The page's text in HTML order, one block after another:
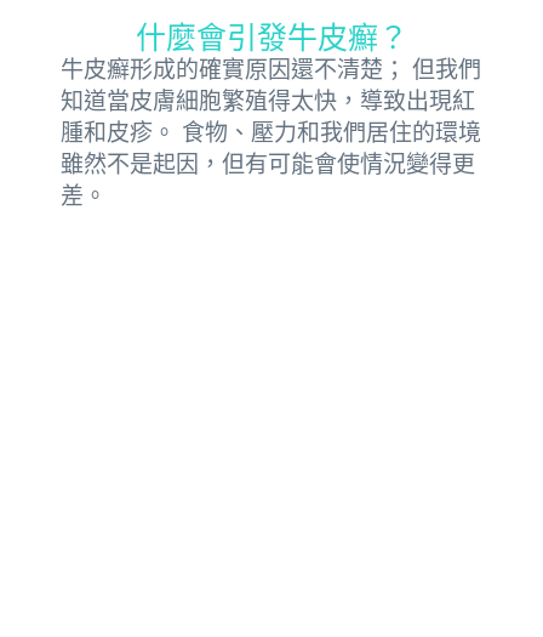
什麼會引發牛皮癬？
牛皮癬形成的確實原因還不清楚； 但我們
知道當皮膚細胞繁殖得太快，導致出現紅
腫和皮疹。 食物、壓力和我們居住的環境
雖然不是起因，但有可能會使情況變得更
差。